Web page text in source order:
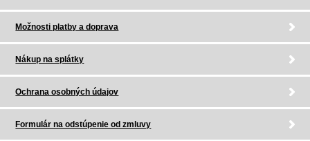
Možnosti platby a doprava
Nákup na splátky
Ochrana osobných údajov
Formulár na odstúpenie od zmluvy